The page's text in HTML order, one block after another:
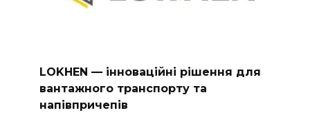
LOKHEN — інноваційні рішення для
вантажного транспорту та
напівпричепів